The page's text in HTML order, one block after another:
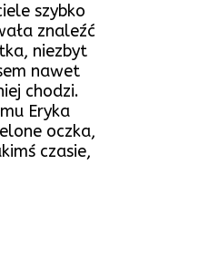
szybko
znaleźć
niezbyt
nawet
chodzi.
Eryka
oczka,
czasie,